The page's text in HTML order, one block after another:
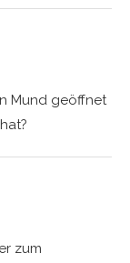
Mund geöffnet
zum